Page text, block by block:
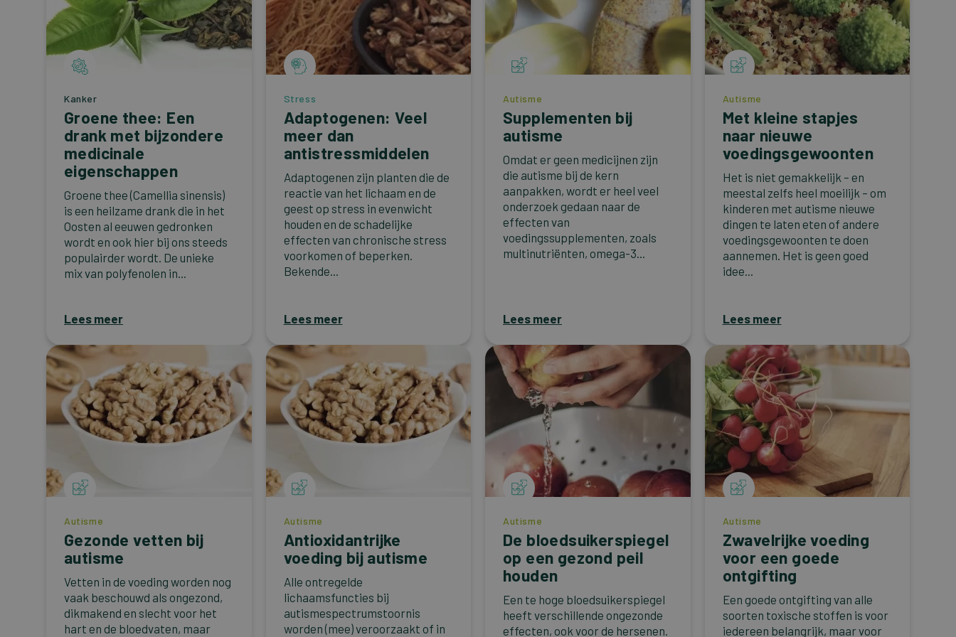
Kanker
Groene thee: Een
drank met bijzondere
medicinale
eigenschappen
Groene thee (Camellia sinensis)
is een heilzame drank die in het
Oosten al eeuwen gedronken
wordt en ook hier bij ons steeds
populairder wordt. De unieke
mix van polyfenolen in...
Lees meer
Stress
Adaptogenen: Veel
meer dan
antistressmiddelen
Adaptogenen zijn planten die de
reactie van het lichaam en de
geest op stress in evenwicht
houden en de schadelijke
effecten van chronische stress
voorkomen of beperken.
Bekende...
Lees meer
Autisme
Supplementen bij
autisme
Omdat er geen medicijnen zijn
die autisme bij de kern
aanpakken, wordt er heel veel
onderzoek gedaan naar de
effecten van
voedingssupplementen, zoals
multinutriënten, omega-3...
Lees meer
Autisme
Met kleine stapjes
naar nieuwe
voedingsgewoonten
Het is niet gemakkelijk – en
meestal zelfs heel moeilijk – om
kinderen met autisme nieuwe
dingen te laten eten of andere
voedingsgewoonten te doen
aannemen. Het is geen goed
idee...
Lees meer
Autisme
Gezonde vetten bij
autisme
Vetten in de voeding worden nog
vaak beschouwd als ongezond,
dikmakend en slecht voor het
hart en de bloedvaten, maar
Autisme
Antioxidantrijke
voeding bij autisme
Alle ontregelde
lichaamsfuncties bij
autismespectrumstoornis
worden (mee) veroorzaakt of in
Autisme
De bloedsuikerspiegel
op een gezond peil
houden
Een te hoge bloedsuikerspiegel
heeft verschillende ongezonde
effecten, ook voor de hersenen.
Autisme
Zwavelrijke voeding
voor een goede
ontgifting
Een goede ontgifting van alle
soorten toxische stoffen is voor
iedereen belangrijk, maar voor